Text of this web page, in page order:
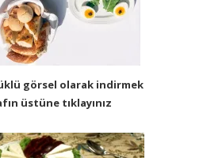
görsel olarak indirmek
üstüne tıklayınız